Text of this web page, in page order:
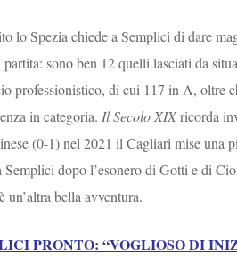
lo Spezia chiede a Semplici di dare
sono ben 12 quelli lasciati da
professionistico, di cui 117 in A, oltre
in categoria. Il Secolo XIXricorda
(0-1) nel 2021 il Cagliari mise una
Semplici dopo l’esonero di Gotti e di
un’altra bella avventura.
PRONTO: “VOGLIOSO DI